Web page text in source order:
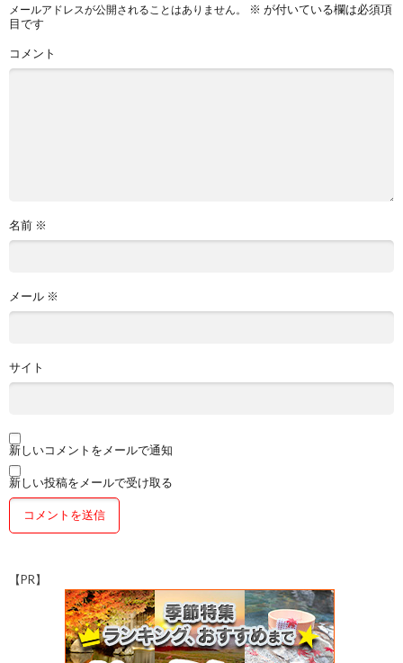
メールアドレスが公開されることはありません。 ※ が付いている欄は必須項
目です
コメント
名前 ※
メール ※
サイト
新しいコメントをメールで通知
新しい投稿をメールで受け取る
【PR】